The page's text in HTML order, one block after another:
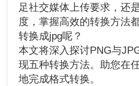
足社交媒体上传要求，还
度，掌握高效的转换方法
转换成jpg呢？
本文将深入探讨PNG与
现五种转换方法。助您在
地完成格式转换。